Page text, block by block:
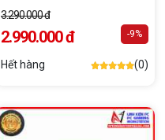
3.290.000 đ
2.990.000 đ -9%
Hết hàng (0)